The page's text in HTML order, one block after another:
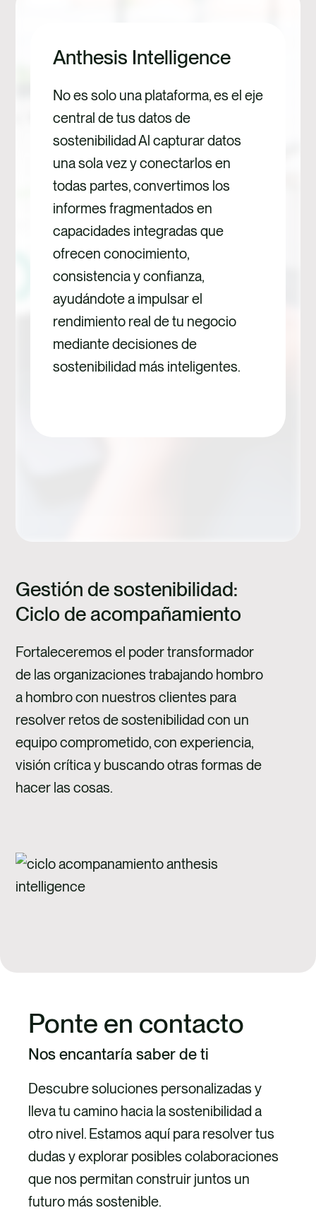
planetarios está
necesidad de
innovación y
transformación a una
escala sin
precedentes,
creando tanto
oportunidades como
obligaciones para las
organizaciones de
todo el mundo. Las
organizaciones que
dan prioridad a la…
con
Anthesis Intelligence
No es solo una plataforma, es el eje
central de tus datos de
sostenibilidad Al capturar datos
una sola vez y conectarlos en
todas partes, convertimos los
informes fragmentados en
capacidades integradas que
ofrecen conocimiento,
consistencia y confianza,
ayudándote a impulsar el
rendimiento real de tu negocio
mediante decisiones de
sostenibilidad más inteligentes.
Gestión de sostenibilidad:
Ciclo de acompañamiento
Fortaleceremos el poder transformador
de las organizaciones trabajando hombro
a hombro con nuestros clientes para
resolver retos de sostenibilidad con un
equipo comprometido, con experiencia,
visión crítica y buscando otras formas de
hacer las cosas.
Ponte en contacto
Nos encantaría saber de ti
Descubre soluciones personalizadas y
lleva tu camino hacia la sostenibilidad a
otro nivel. Estamos aquí para resolver tus
dudas y explorar posibles colaboraciones
que nos permitan construir juntos un
futuro más sostenible.